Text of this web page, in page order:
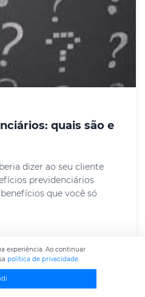
quais são e
dizer ao seu cliente
previdenciários
que você só
experiência. Ao continuar
política de privacidade.